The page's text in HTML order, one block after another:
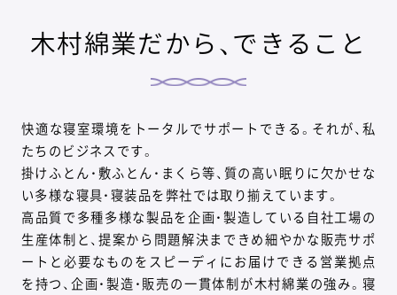
木村綿業だから、できること
快適な寝室環境をトータルでサポートできる。それが、私
たちのビジネスです。
掛けふとん・敷ふとん・まくら等、質の高い眠りに欠かせな
い多様な寝具・寝装品を弊社では取り揃えています。
高品質で多種多様な製品を企画・製造している自社工場の
生産体制と、提案から問題解決まできめ細やかな販売サポ
ートと必要なものをスピーディにお届けできる営業拠点
を持つ、企画・製造・販売の一貫体制が木村綿業の強み。寝